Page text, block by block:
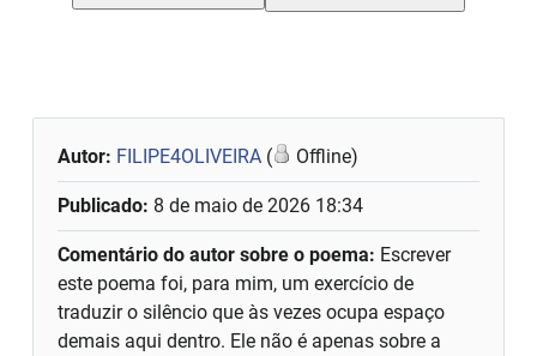
Autor: FILIPE4OLIVEIRA ( Offline)
Publicado: 8 de maio de 2026 18:34
Comentário do autor sobre o poema: Escrever
este poema foi, para mim, um exercício de
traduzir o silêncio que às vezes ocupa espaço
demais aqui dentro. Ele não é apenas sobre a